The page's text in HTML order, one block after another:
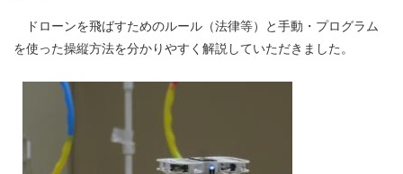
ドローンを飛ばすためのルール（法律等）と手動・プログラム
を使った操縦方法を分かりやすく解説していただきました。​